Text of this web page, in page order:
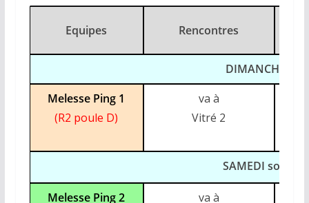
Equipes Rencontres
DIMANCHE
Melesse Ping 1
(R2 poule D)
va à
Vitré 2
SAMEDI soir
Melesse Ping 2
va à